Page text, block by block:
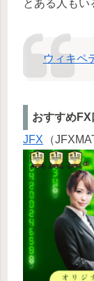
とある人もい
ウィキペ
おすすめFX
JFX
（